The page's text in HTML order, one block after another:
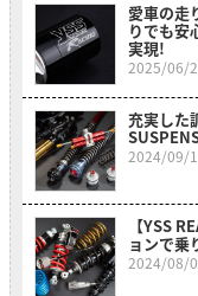
愛車の走
りでも安
実現!
2025/06/
充実した
2024/09/
【YSS
ョンで乗
2024/08/